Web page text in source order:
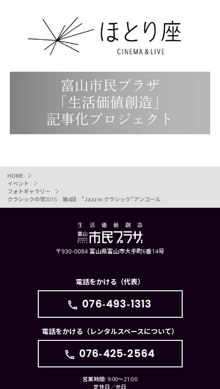
HOME
イベント
フォトギャラリー
クラシックの雫2015 第4回 "Jazz in クラシック"アンコール
〒930-0084 富山県富山市大手町6番14号
電話をかける（代表）
076-493-1313
電話をかける（レンタルスペースについて）
076-425-2564
営業時間: 9:00〜21:00
定休日／元日